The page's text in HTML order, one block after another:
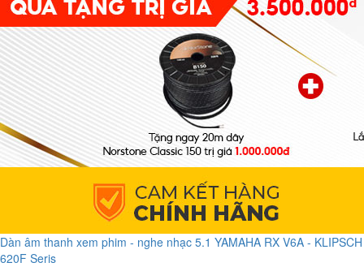
Dàn âm thanh xem phim - nghe nhạc 5.1 YAMAHA RX V6A - KLIPSCH
620F Seris